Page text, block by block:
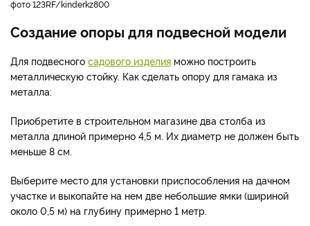
фото 123RF/kinderkz800
Создание опоры для подвесной модели
Для подвесного садового изделия можно построить
металлическую стойку. Как сделать опору для гамака из
металла:
Приобретите в строительном магазине два столба из
металла длиной примерно 4,5 м. Их диаметр не должен быть
меньше 8 см.
Выберите место для установки приспособления на дачном
участке и выкопайте на нем две небольшие ямки (шириной
около 0,5 м) на глубину примерно 1 метр.